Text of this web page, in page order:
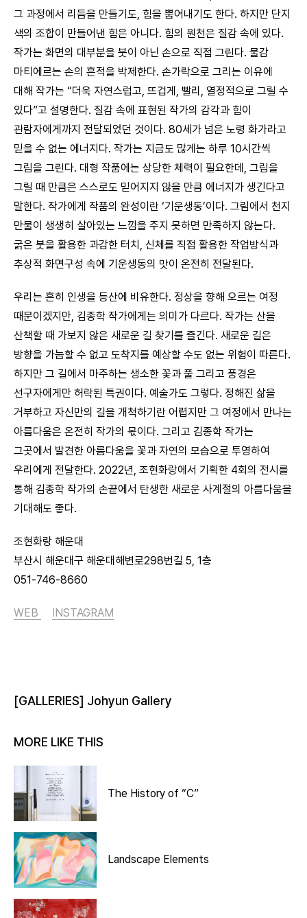
그 과정에서 리듬을 만들기도, 힘을 뿜어내기도 한다. 하지만 단지
색의 조합이 만들어낸 힘은 아니다. 힘의 원천은 질감 속에 있다.
작가는 화면의 대부분을 붓이 아닌 손으로 직접 그린다. 물감
마티에르는 손의 흔적을 박제한다. 손가락으로 그리는 이유에
대해 작가는 “더욱 자연스럽고, 뜨겁게, 빨리, 열정적으로 그릴 수
있다”고 설명한다. 질감 속에 표현된 작가의 감각과 힘이
관람자에게까지 전달되었던 것이다. 80세가 넘은 노령 화가라고
믿을 수 없는 에너지다. 작가는 지금도 많게는 하루 10시간씩
그림을 그린다. 대형 작품에는 상당한 체력이 필요한데, 그림을
그릴 때 만큼은 스스로도 믿어지지 않을 만큼 에너지가 생긴다고
말한다. 작가에게 작품의 완성이란 ‘기운생동’이다. 그림에서 천지
만물이 생생히 살아있는 느낌을 주지 못하면 만족하지 않는다.
굵은 붓을 활용한 과감한 터치, 신체를 직접 활용한 작업방식과
추상적 화면구성 속에 기운생동의 맛이 온전히 전달된다.
우리는 흔히 인생을 등산에 비유한다. 정상을 향해 오르는 여정
때문이겠지만, 김종학 작가에게는 의미가 다르다. 작가는 산을
산책할 때 가보지 않은 새로운 길 찾기를 즐긴다. 새로운 길은
방향을 가늠할 수 없고 도착지를 예상할 수도 없는 위험이 따른다.
하지만 그 길에서 마주하는 생소한 꽃과 풀 그리고 풍경은
선구자에게만 허락된 특권이다. 예술가도 그렇다. 정해진 삶을
거부하고 자신만의 길을 개척하기란 어렵지만 그 여정에서 만나는
아름다움은 온전히 작가의 몫이다. 그리고 김종학 작가는
그곳에서 발견한 아름다움을 꽃과 자연의 모습으로 투영하여
우리에게 전달한다. 2022년, 조현화랑에서 기획한 4회의 전시를
통해 김종학 작가의 손끝에서 탄생한 새로운 사계절의 아름다움을
기대해도 좋다.
조현화랑 해운대
부산시 해운대구 해운대해변로298번길 5, 1층
051-746-8660
WEB INSTAGRAM
[GALLERIES] Johyun Gallery
MORE LIKE THIS
The History of “C”
Landscape Elements